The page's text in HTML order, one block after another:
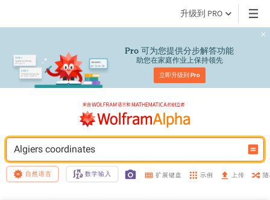
升级到 PRO
Pro 可为您提供分步解答功能
助您在家庭作业上保持领先
立即升级到 Pro
Algiers coordinates
自然语言 数学输入 扩展键盘 示例 上传